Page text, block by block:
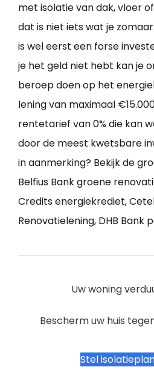
met isolatie van dak, vloer
dat is niet iets wat je
is wel eerst een forse
je het geld niet hebt kan je
beroep doen op het
lening van maximaal
rentetarief van 0% die kan
door de meest kwetsbare
in aanmerking? Bekijk de
Belfius Bank groene
Credits energiekrediet,
Renovatielening, DHB Bank
Uw woning
Bescherm uw huis
Stel